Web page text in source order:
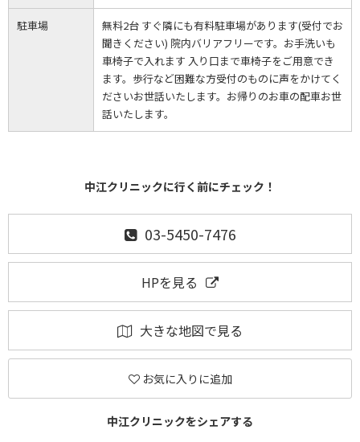
駐車場
無料2台 すぐ隣にも有料駐車場があります(受付でお
聞きください) 院内バリアフリーです。お手洗いも
車椅子で入れます 入り口まで車椅子をご用意でき
ます。歩行など困難な方受付のものに声をかけてく
ださいお世話いたします。お帰りのお車の配車お世
話いたします。
中江クリニックに行く前にチェック！
03-5450-7476
HPを見る
大きな地図で見る
お気に入りに追加
中江クリニックをシェアする